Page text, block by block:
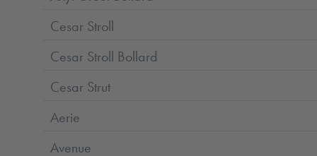
Cesar Stroll
Cesar Stroll Bollard
Cesar Strut
Aerie
Avenue